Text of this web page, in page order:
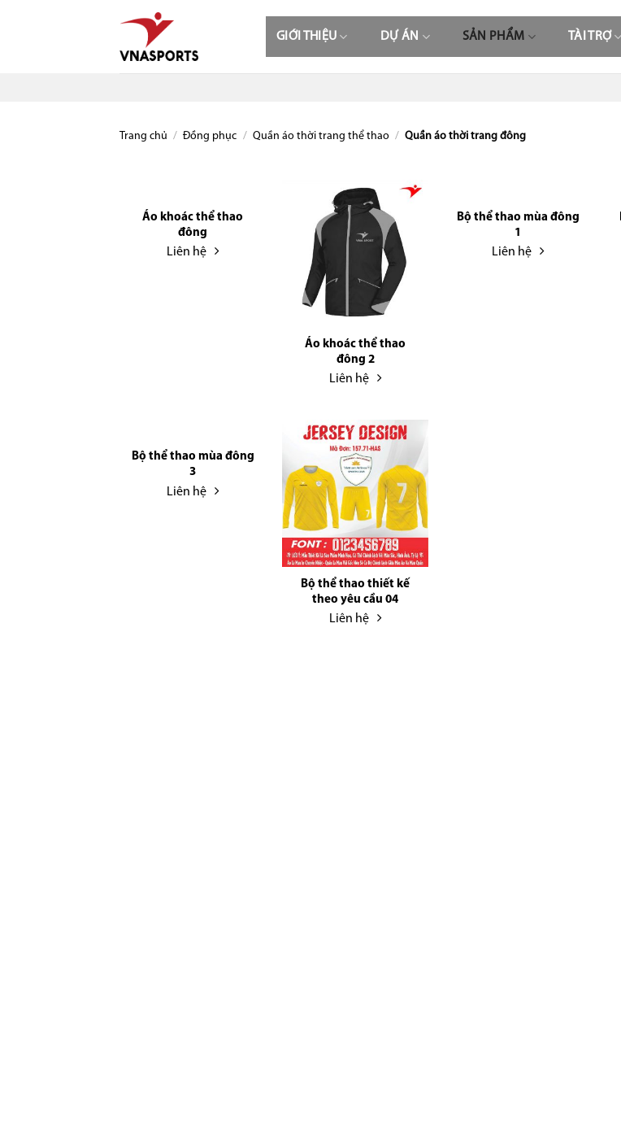
GIỚI THIỆU DỰ ÁN SẢN PHẨM TÀI TRỢ
Trang chủ / Đồng phục / Quần áo thời trang thể thao / Quần áo thời trang đông
Áo khoác thể thao
đông
Liên hệ
Áo khoác thể thao
đông 2
Liên hệ
Bộ thể thao mùa đông
1
Liên hệ
Bộ thể thao mùa đông
3
Liên hệ
Bộ thể thao thiết kế
theo yêu cầu 04
Liên hệ